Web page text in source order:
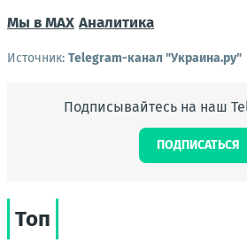
Мы в MAX Аналитика
Источник: Telegram-канал "Украина.ру"
Подписывайтесь на наш
ПОДПИСАТЬСЯ
Топ